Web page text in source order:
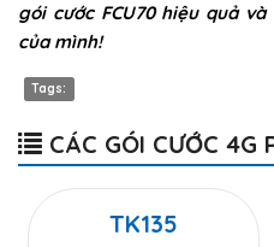
gói cước FCU70 hiệu quả
của mình!
Tags:
CÁC GÓI CƯỚC 4G
TK135